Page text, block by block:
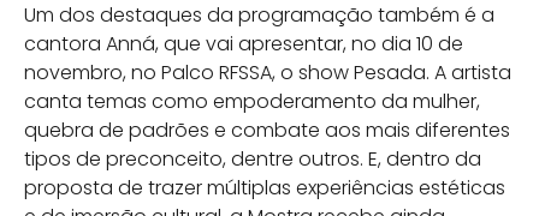
Um dos destaques da programação também é a
cantora Anná, que vai apresentar, no dia 10 de
novembro, no Palco RFSSA, o show Pesada. A artista
canta temas como empoderamento da mulher,
quebra de padrões e combate aos mais diferentes
tipos de preconceito, dentre outros. E, dentro da
proposta de trazer múltiplas experiências estéticas